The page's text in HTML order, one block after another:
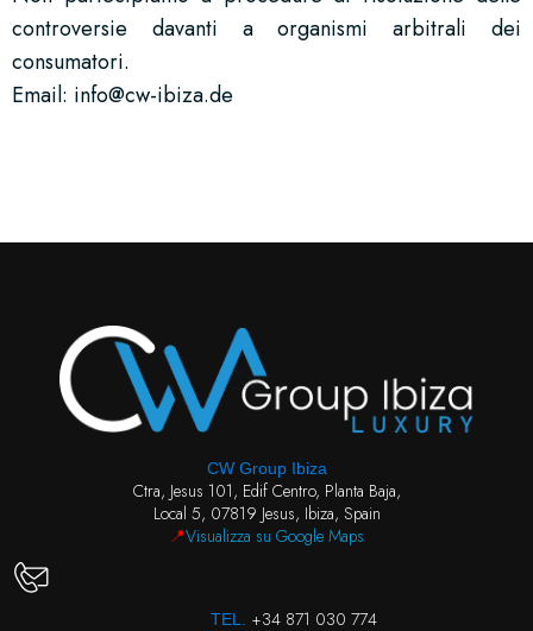
controversie davanti a organismi arbitrali dei
consumatori.
Email: info@cw-ibiza.de
CW Group Ibiza
Ctra, Jesus 101, Edif Centro, Planta Baja,
Local 5, 07819 Jesus, Ibiza, Spain
📍Visualizza su Google Maps
TEL. +34 871 030 774